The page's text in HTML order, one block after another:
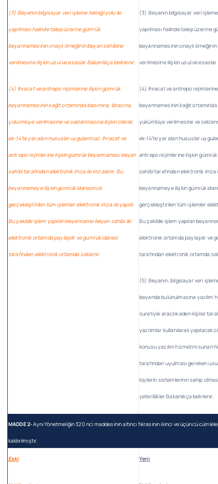
(3) Beyanın bilgisayar veri işleme tekniği yolu ile
yapılması halinde talep üzerine gümrük
beyannamesinin onaylı örneğinin beyan sahibine
verilmesine ilişkin usul ve esaslar Bakanlıkça belirlenir.
(4) İhracat ve antrepo rejimlerine ilişkin gümrük
beyannamesinin kağıt ortamında basımına, ibrazına,
yükümlüye verilmesine ve saklanmasına ilişkin olarak
ek-14’te yer alan hususlar uygulanmaz. İhracat ve
antrepo rejimlerine ilişkin gümrük beyannamesi beyan
sahibi tarafından elektronik imza ile imzalanır. Bu
beyannameye ilişkin gümrük idaresince
gerçekleştirilen tüm işlemler elektronik imza ile yapılır.
Bu şekilde işlem yapılan beyanname beyan sahibi ile
elektronik ortamda paylaşılır ve gümrük idaresi
tarafından elektronik ortamda saklanır.
(3) Beyanın bilgisayar veri
yapılması halinde talep üzerine
beyannamesinin onaylı
verilmesine ilişkin usul ve esaslar
(4) İhracat ve antrepo
beyannamesinin kağıt ortamında
yükümlüye verilmesine ve
ek-14’te yer alan hususlar
antrepo rejimlerine ilişkin
sahibi tarafından elektronik imza
beyannameye ilişkin gümrük
gerçekleştirilen tüm işlemler
Bu şekilde işlem yapılan
elektronik ortamda paylaşılır ve
tarafından elektronik ortamda
(5) Beyanın, bilgisayar veri
beyanda bulunulmasına yazılım
suretiyle aracılık eden kişiler
yazılımlar kullanılarak yapılacak
konusu yazılım hizmetini sunan
tarafından uyulması gereken
kişilerin sistemlerinin sahip
yeterlilikler Bakanlıkça belirlenir.
MADDE 2-Aynı Yönetmeliğin 320 nci maddesinin altıncı fıkrasının ikinci ve üçüncü
kaldırılmıştır.
Eski Yeni